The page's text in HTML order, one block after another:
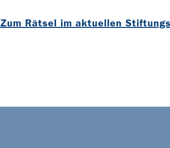
Zum Rätsel im aktuellen